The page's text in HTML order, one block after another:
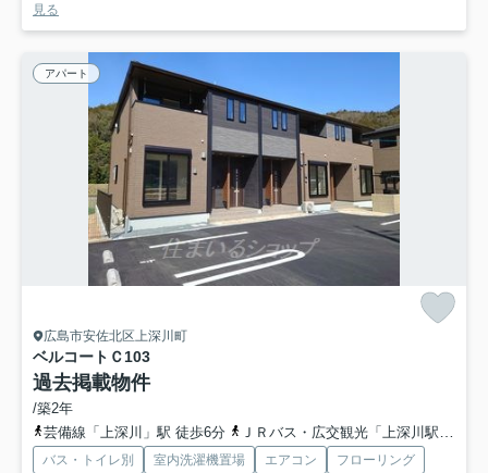
見る
アパート
広島市安佐北区上深川町
ベルコートＣ103
過去掲載物件
/築2年
芸備線「上深川」駅 徒歩6分
ＪＲバス・広交観光「上深川駅前バス停」バス停下車 徒歩6分
バス・トイレ別 室内洗濯機置場 エアコン フローリング